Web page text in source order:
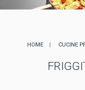
HOME CUCINE